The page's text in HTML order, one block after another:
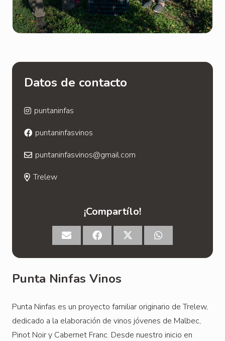
Punta Ninfas Vinos
Punta Ninfas es un proyecto familiar originario de Trelew,
dedicado a la elaboración de vinos jóvenes de Malbec,
Pinot Noir y Cabernet Franc. Desde nuestro inicio en
Datos de contacto
puntaninfas
puntaninfasvinos
puntaninfasvinos@gmail.com
Trelew
¡Compartílo!